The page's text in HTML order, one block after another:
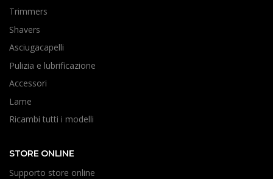
Trimmers
Shavers
Asciugacapelli
Pulizia e lubrificazione
Accessori
Lame
Ricambi tutti i modelli
STORE ONLINE
Supporto store online